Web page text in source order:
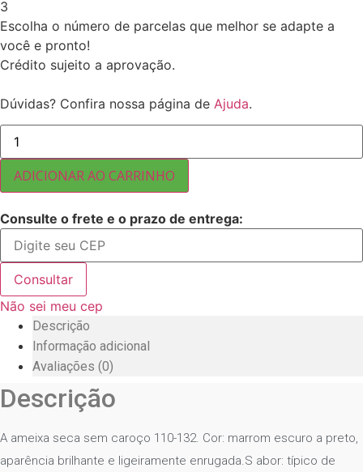
3
Escolha o número de parcelas que melhor se adapte a
você e pronto!
Crédito sujeito a aprovação.
Dúvidas? Confira nossa página de Ajuda.
AMEIXA
SEM
CAROÇO
110-
132
CHILENA
KG
quantidade
ADICIONAR AO CARRINHO
Consulte o frete e o prazo de entrega:
Consultar
Não sei meu cep
Descrição
Informação adicional
Avaliações (0)
Descrição
A ameixa seca sem caroço 110-132. Cor: marrom escuro a preto,
aparência brilhante e ligeiramente enrugada.S abor: típico de